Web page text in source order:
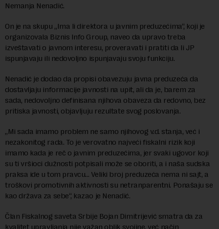
Nemanja Nenadić.
On je na skupu „Ima li direktora u javnim preduzećima“, koji je
organizovala Biznis Info Group, naveo da upravo treba
izveštavati o javnom interesu, proveravati i pratiti da li JP
ispunjavaju ili nedovoljno ispunjavaju svoju funkciju.
Nenadić je dodao da propisi obavezuju javna preduzeća da
dostavljaju informacije javnosti na upit, ali da je, barem za
sada, nedovoljno definisana njihova obaveza da redovno, bez
pritiska javnosti, objavljuju rezultate svog poslovanja.
„Mi sada imamo problem ne samo njihovog v.d. stanja, već i
nezakonitog rada. To je verovatno najveći fiskalni rizik koji
imamo kada je reč o javnim preduzećima, jer svaki ugovor koji
su ti vršioci dužnosti potpisali može se oboriti, a i naša sudska
praksa ide u tom pravcu… Veliki broj preduzeća nema ni sajt, a
troškovi promotivnih aktivnosti su netranparentni. Ponašaju se
kao država za sebe“, kazao je Nenadić.
Član Fiskalnog saveta Srbije Bojan Dimitrijević smatra da za
kvalitet upravljanja nije važan oblik svojine, već način